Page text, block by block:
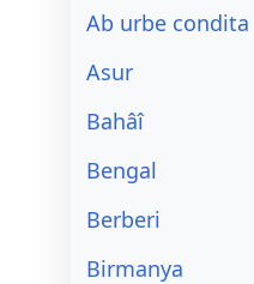
Ab urbe condita
Asur
Bahâî
Bengal
Berberi
Birmanya